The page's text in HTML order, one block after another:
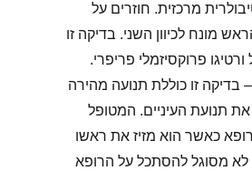
מרכזית. חוזרים על
מונח לכיוון השני. בדיקה זו
פרוקסיזמלי פריפרי.
– בדיקה זו כוללת תנועה מהירה
תנועת העיניים. המטופל
כאשר הוא מזיז את ראשו
מסוגל להסתכל על הרופא